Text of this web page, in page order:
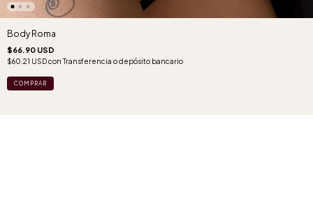
Body Roma
$66.90 USD
$60.21 USDcon Transferencia o depósito bancario
COMPRAR